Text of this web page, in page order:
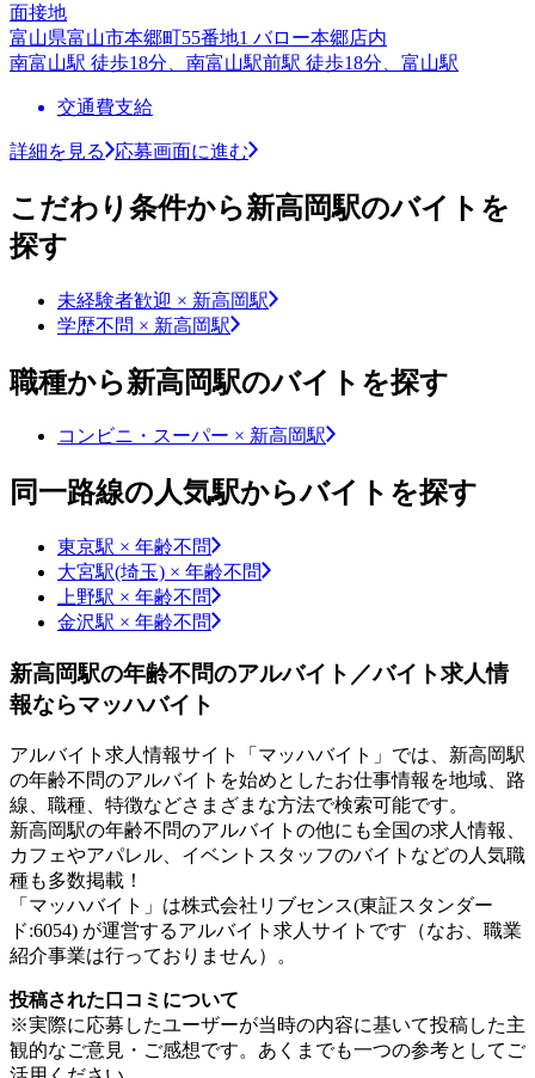
面接地
富山県富山市本郷町55番地1 バロー本郷店内
南富山駅 徒歩18分、南富山駅前駅 徒歩18分、富山駅
交通費支給
詳細を見る 応募画面に進む
こだわり条件から新高岡駅のバイトを
探す
未経験者歓迎 × 新高岡駅
学歴不問 × 新高岡駅
職種から新高岡駅のバイトを探す
コンビニ・スーパー × 新高岡駅
同一路線の人気駅からバイトを探す
東京駅 × 年齢不問
大宮駅(埼玉) × 年齢不問
上野駅 × 年齢不問
金沢駅 × 年齢不問
新高岡駅の年齢不問のアルバイト／バイト求人情
報ならマッハバイト
アルバイト求人情報サイト「マッハバイト」では、新高岡駅
の年齢不問のアルバイトを始めとしたお仕事情報を地域、路
線、職種、特徴などさまざまな方法で検索可能です。
新高岡駅の年齢不問のアルバイトの他にも全国の求人情報、
カフェやアパレル、イベントスタッフのバイトなどの人気職
種も多数掲載！
「マッハバイト」は株式会社リブセンス(東証スタンダー
ド:6054) が運営するアルバイト求人サイトです（なお、職業
紹介事業は行っておりません）。
投稿された口コミについて
※実際に応募したユーザーが当時の内容に基いて投稿した主
観的なご意見・ご感想です。あくまでも一つの参考としてご